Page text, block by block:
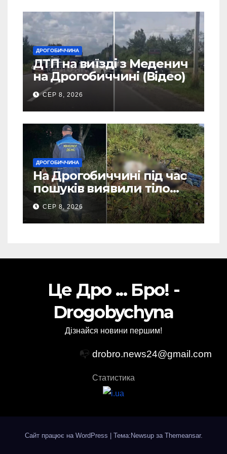
ДРОГОБИЧЧИНА
ДТП на виїзді з Меденич
на Дрогобиччині (Відео)
СЕР 8, 2026
ДРОГОБИЧЧИНА
На Дрогобиччині під час
пошуків виявили тіло
зниклого чоловіка (Фото)
СЕР 8, 2026
Це Дро ... Бро! -
Drogobychyna
Дізнайся новини першим!
📭 drobro.news24@gmail.com
Статистика
Сайт працює на WordPress Тема:Newsup за Themeansar.